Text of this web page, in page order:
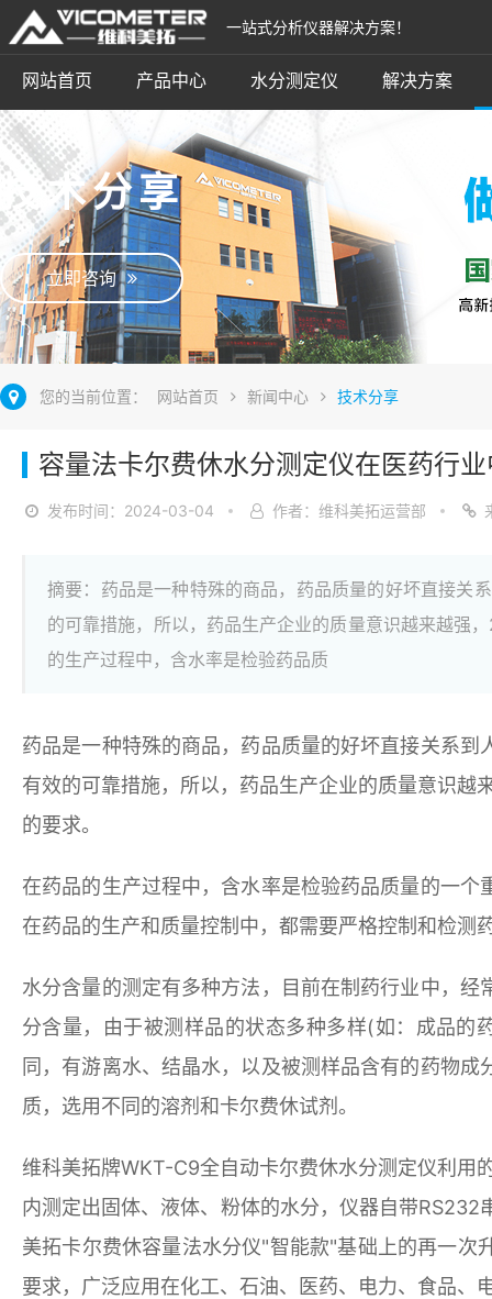
一站式分析仪器解决方案！
网站首页 产品中心 水分测定仪 解决方案
技术分享
立即咨询
您的当前位置： 网站首页 新闻中心 技术分享
容量法卡尔费休水分测定仪在医药行
发布时间：2024-03-04 作者：维科美拓运营部
摘要：药品是一种特殊的商品，药品质量的好坏直接关
的可靠措施，所以，药品生产企业的质量意识越来越强
的生产过程中，含水率是检验药品质
药品是一种特殊的商品，药品质量的好坏直接关系
有效的可靠措施，所以，药品生产企业的质量意识越
的要求。
在药品的生产过程中，含水率是检验药品质量的一
在药品的生产和质量控制中，都需要严格控制和检测
水分含量的测定有多种方法，目前在制药行业中，
分含量，由于被测样品的状态多种多样(如：成品的
同，有游离水、结晶水，以及被测样品含有的药物
质，选用不同的溶剂和卡尔费休试剂。
维科美拓牌WKT-C9全自动卡尔费休水分测定仪利用
内测定出固体、液体、粉体的水分，仪器自带
美拓卡尔费休容量法水分仪"智能款"基础上的再一
要求，广泛应用在化工、石油、医药、电力、食品、